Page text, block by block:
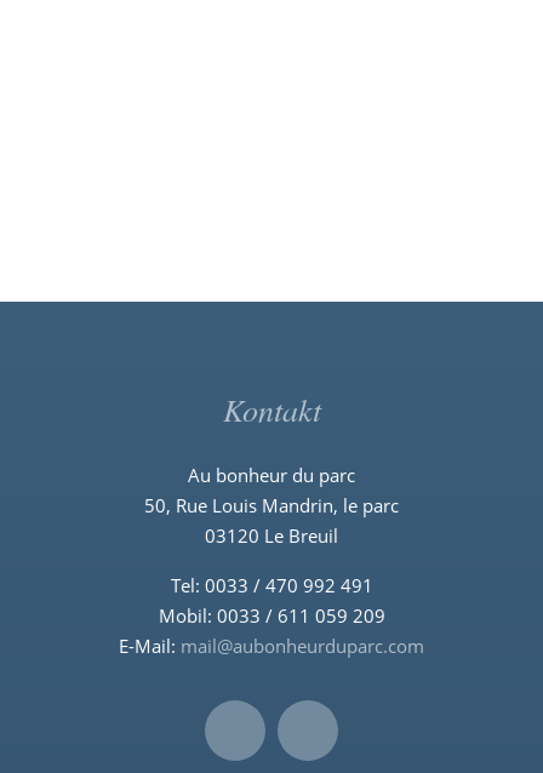
Kontakt
Au bonheur du parc
50, Rue Louis Mandrin, le parc
03120 Le Breuil
Tel: 0033 / 470 992 491
Mobil: 0033 / 611 059 209
E-Mail: mail@aubonheurduparc.com
FacebookInstagram